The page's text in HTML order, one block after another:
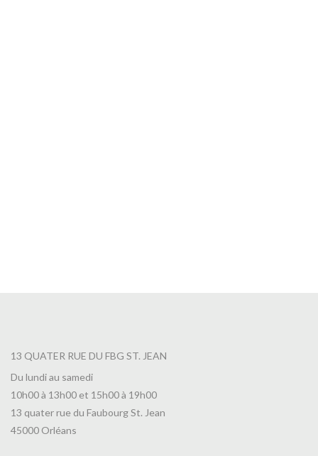
13 QUATER RUE DU FBG ST. JEAN
Du lundi au samedi
10h00 à 13h00 et 15h00 à 19h00
13 quater rue du Faubourg St. Jean
45000 Orléans